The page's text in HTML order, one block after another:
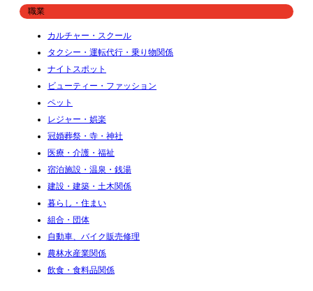
職業
カルチャー・スクール
タクシー・運転代行・乗り物関係
ナイトスポット
ビューティー・ファッション
ペット
レジャー・娯楽
冠婚葬祭・寺・神社
医療・介護・福祉
宿泊施設・温泉・銭湯
建設・建築・土木関係
暮らし・住まい
組合・団体
自動車、バイク販売修理
農林水産業関係
飲食・食料品関係